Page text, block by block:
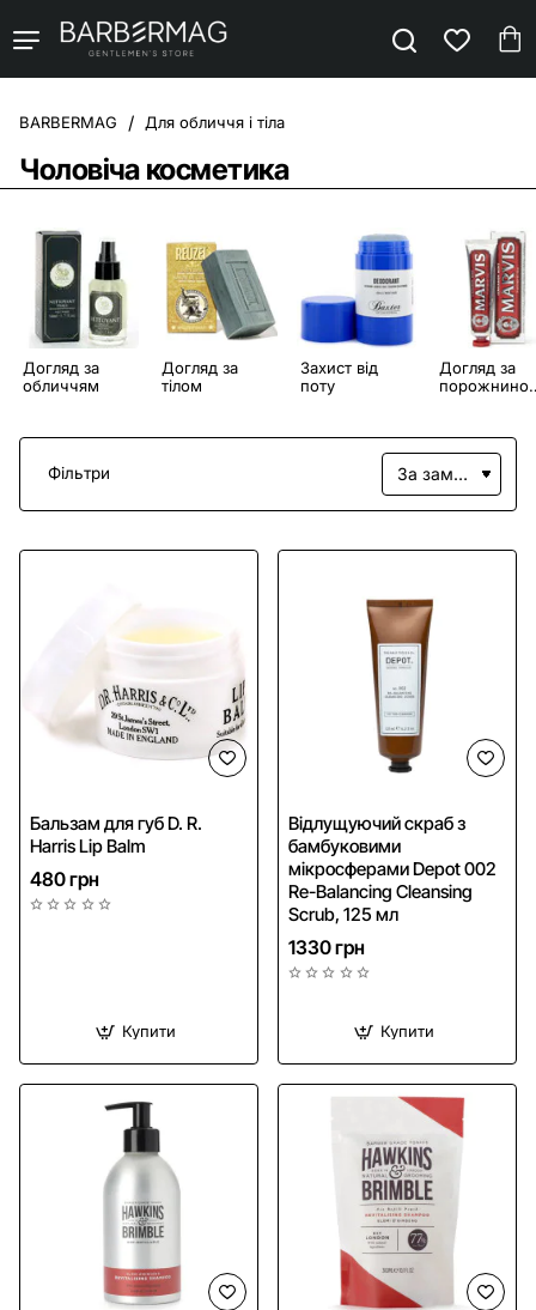
Чоловіча косметика
Для обличчя і тіла
Догляд за
обличчям
Догляд за
тілом
Захист від
поту
Догляд за
Фільтри
Бальзам для губ D. R.
Harris Lip Balm
480 грн
Купити
Відлущуючий скраб з
бамбуковими
мікросферами Depot 002
Re-Balancing Cleansing
Scrub, 125 мл
1330 грн
Купити